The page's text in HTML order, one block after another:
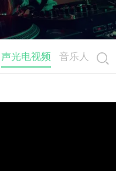
声光电视频 音乐人